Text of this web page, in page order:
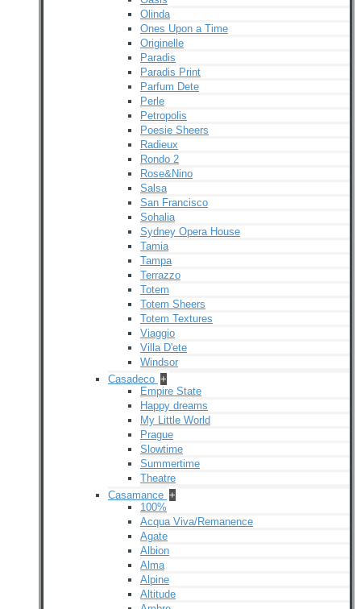
Olinda
Ones Upon a Time
Originelle
Paradis
Paradis Print
Parfum Dete
Perle
Petropolis
Poesie Sheers
Radieux
Rondo 2
Rose&Nino
Salsa
San Francisco
Sohalia
Sydney Opera House
Tamia
Tampa
Terrazzo
Totem
Totem Sheers
Totem Textures
Viaggio
Villa D'ete
Windsor
Casadeco +
Empire State
Happy dreams
My Little World
Prague
Slowtime
Summertime
Theatre
Casamance +
100%
Acqua Viva/Remanence
Agate
Albion
Alma
Alpine
Altitude